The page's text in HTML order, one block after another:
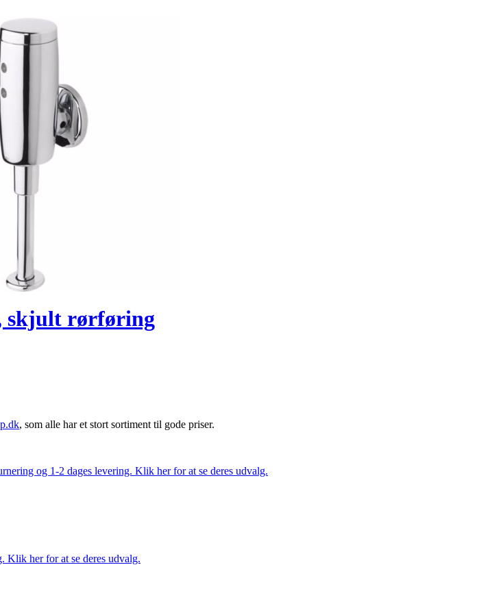
skjult rørføring
, som alle har et stort sortiment til gode priser.
og 1-2 dages levering. Klik her for at se deres udvalg.
Klik her for at se deres udvalg.